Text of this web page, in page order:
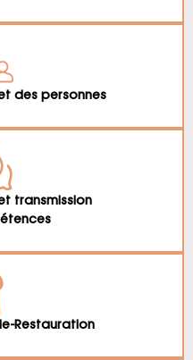
des personnes
transmission
Restauration